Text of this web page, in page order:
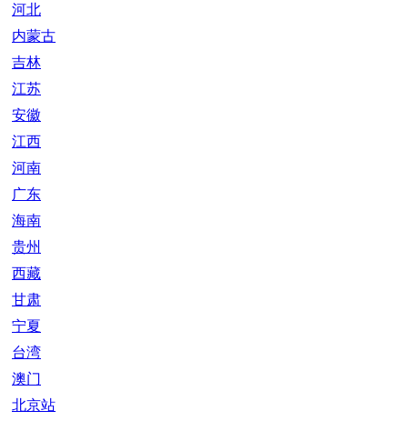
河北
内蒙古
吉林
江苏
安徽
江西
河南
广东
海南
贵州
西藏
甘肃
宁夏
台湾
澳门
北京站